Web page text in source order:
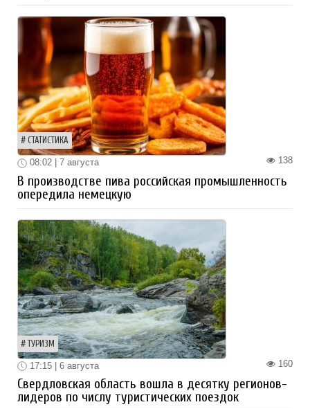
СТАТИСТИКА
138
08:02 | 7 августа
В производстве пива российская промышленность
опередила немецкую
ТУРИЗМ
160
17:15 | 6 августа
Свердловская область вошла в десятку регионов-
лидеров по числу туристических поездок